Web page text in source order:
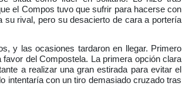
el Compos tuvo que sufrir para hacerse con
su rival, pero su desacierto de cara a portería
y las ocasiones tardaron en llegar. Primero
del Compostela. La primera opción clara
a realizar una gran estirada para evitar el
intentaría con un tiro demasiado cruzado tras